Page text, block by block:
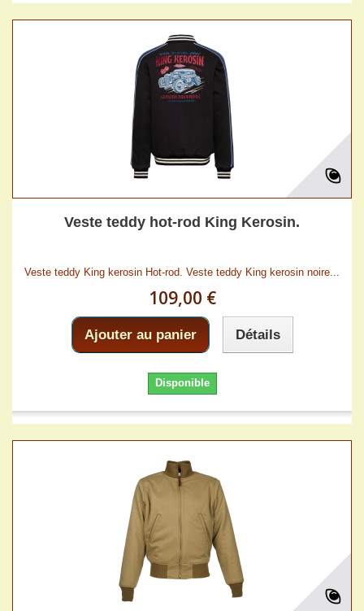
Veste teddy hot-rod King Kerosin.
Veste teddy King kerosin Hot-rod. Veste teddy King kerosin noire...
109,00 €
Ajouter au panier Détails
Disponible